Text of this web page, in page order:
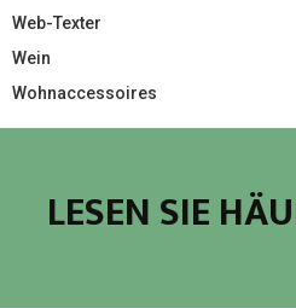
Web-Texter
Wein
Wohnaccessoires
LESEN SIE